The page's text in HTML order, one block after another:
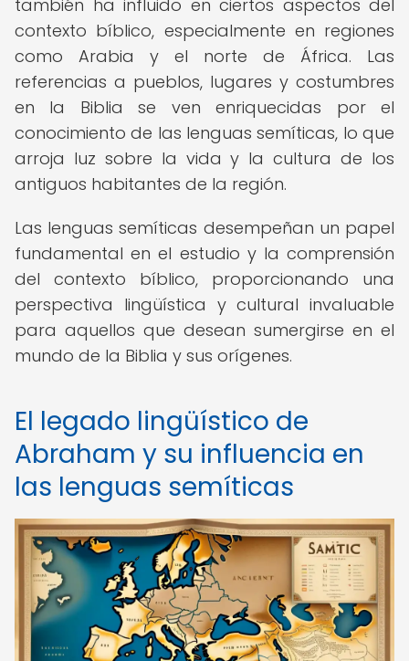
también ha influido en ciertos aspectos del
contexto bíblico, especialmente en regiones
como Arabia y el norte de África. Las
referencias a pueblos, lugares y costumbres
en la Biblia se ven enriquecidas por el
conocimiento de las lenguas semíticas, lo que
arroja luz sobre la vida y la cultura de los
antiguos habitantes de la región.
Las lenguas semíticas desempeñan un papel
fundamental en el estudio y la comprensión
del contexto bíblico, proporcionando una
perspectiva lingüística y cultural invaluable
para aquellos que desean sumergirse en el
mundo de la Biblia y sus orígenes.
El legado lingüístico de
Abraham y su influencia en
las lenguas semíticas